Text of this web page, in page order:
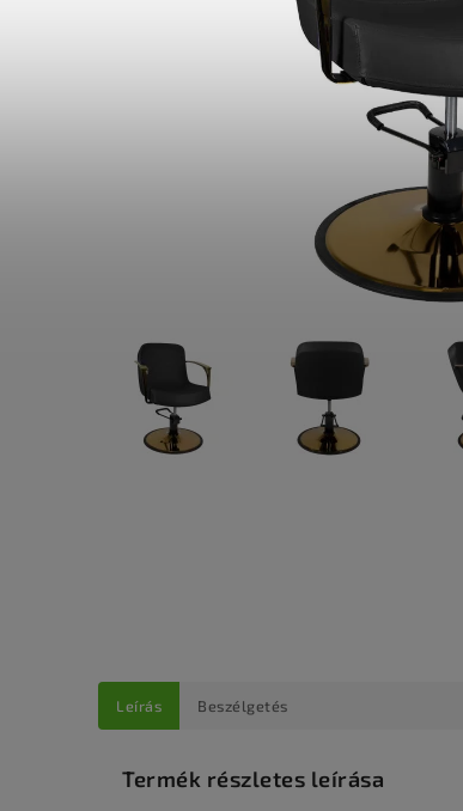
Leírás Beszélgetés
Termék részletes leírása